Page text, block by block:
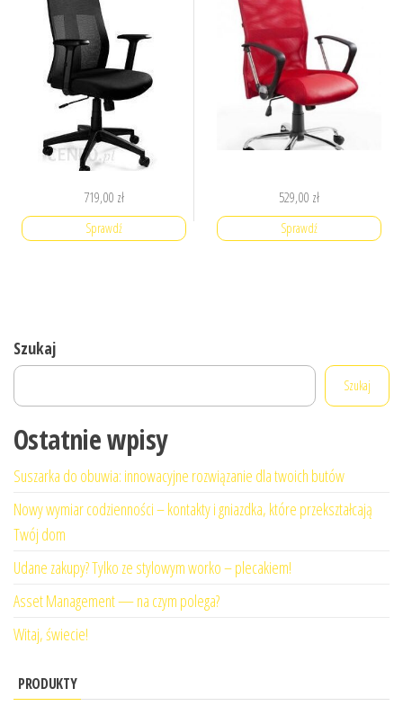
719,00 zł
Sprawdź
529,00 zł
Sprawdź
Szukaj
Szukaj
Ostatnie wpisy
Suszarka do obuwia: innowacyjne rozwiązanie dla twoich butów
Nowy wymiar codzienności – kontakty i gniazdka, które przekształcają
Twój dom
Udane zakupy? Tylko ze stylowym worko – plecakiem!
Asset Management — na czym polega?
Witaj, świecie!
PRODUKTY